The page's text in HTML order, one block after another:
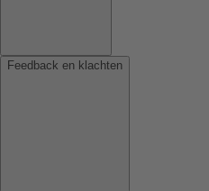
Feedback en klachten